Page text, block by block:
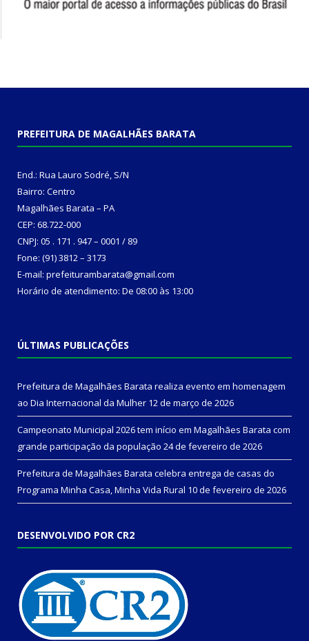
PREFEITURA DE MAGALHÃES BARATA
End.: Rua Lauro Sodré, S/N
Bairro: Centro
Magalhães Barata – PA
CEP: 68.722-000
CNPJ: 05 . 171 . 947 – 0001 / 89
Fone: (91) 3812 – 3173
E-mail: prefeiturambarata@gmail.com
Horário de atendimento: De 08:00 às 13:00
ÚLTIMAS PUBLICAÇÕES
Prefeitura de Magalhães Barata realiza evento em homenagem
ao Dia Internacional da Mulher 12 de março de 2026
Campeonato Municipal 2026 tem início em Magalhães Barata com
grande participação da população 24 de fevereiro de 2026
Prefeitura de Magalhães Barata celebra entrega de casas do
Programa Minha Casa, Minha Vida Rural 10 de fevereiro de 2026
DESENVOLVIDO POR CR2